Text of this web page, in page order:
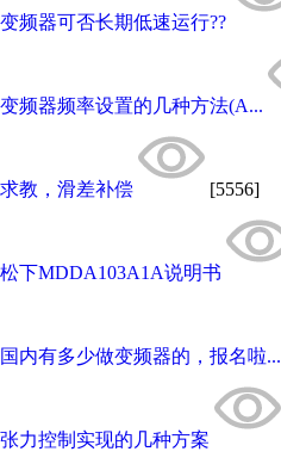
变频器可否长期低速运行??
变频器频率设置的几种方法(A...
求教，滑差补偿 [5556]
松下MDDA103A1A说明书
国内有多少做变频器的，报名啦...
张力控制实现的几种方案